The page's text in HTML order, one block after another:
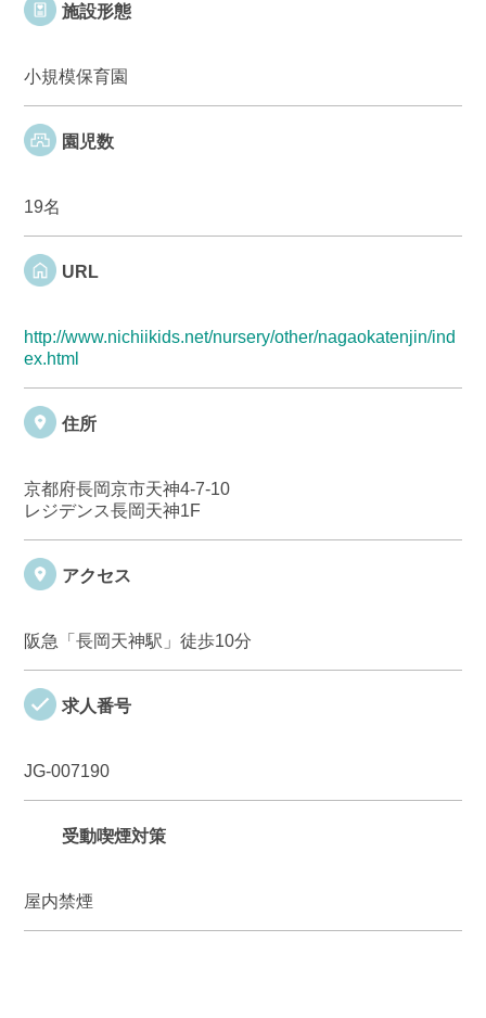
施設形態
小規模保育園
園児数
19名
URL
http://www.nichiikids.net/nursery/other/nagaokatenjin/ind
ex.html
住所
京都府長岡京市天神4-7-10
レジデンス長岡天神1F
アクセス
阪急「長岡天神駅」徒歩10分
求人番号
JG-007190
受動喫煙対策
屋内禁煙